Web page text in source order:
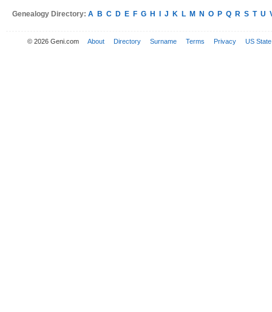
Genealogy Directory: A B C D E F G H J K L M N O P Q R S T U
© 2026 Geni.com About Directory Surname Terms Privacy US